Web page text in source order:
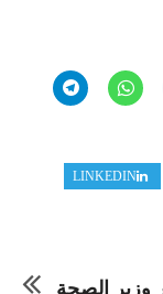
LINKEDIN
الصحة